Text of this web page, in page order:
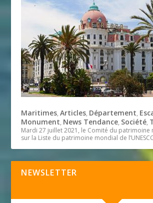
Maritimes,Articles, Département,
Monument, News Tendance, Société,
Mardi 27 juillet 2021, le Comité du patrimoine
sur la Liste du patrimoine mondial de
NEWSLETTER